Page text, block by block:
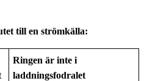
till en strömkälla:
Ringen är inte i
laddningsfodralet